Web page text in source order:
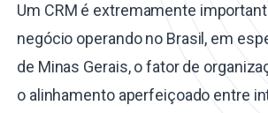
Um CRM é extremamente
negócio operando no Brasil, em
de Minas Gerais, o fator de
o alinhamento aperfeiçoado entre